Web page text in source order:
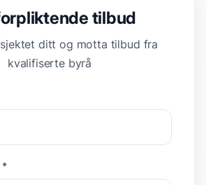
tilbud
ditt og motta tilbud fra
kvalifiserte byrå
*